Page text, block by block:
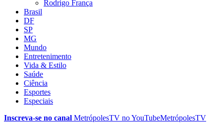
Rodrigo França
Brasil
DF
SP
MG
Mundo
Entretenimento
Vida & Estilo
Saúde
Ciência
Esportes
Especiais
Inscreva-se no canal MetrópolesTV noYouTubeMetrópolesTV